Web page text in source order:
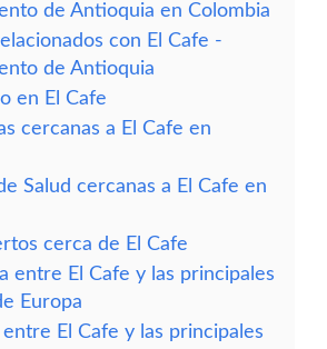
de Antioquia en Colombia
con El Cafe -
de Antioquia
en El Cafe
cercanas a El Cafe en
Salud cercanas a El Cafe en
cerca de El Cafe
entre El Cafe y las principales
Europa
entre El Cafe y las principales